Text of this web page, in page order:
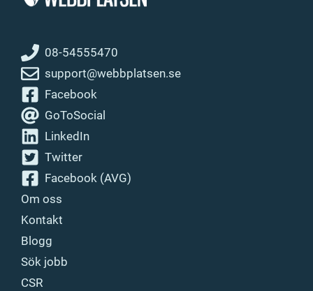
08-54555470
support@webbplatsen.se
Facebook
GoToSocial
LinkedIn
Twitter
Facebook (AVG)
Om oss
Kontakt
Blogg
Sök jobb
CSR